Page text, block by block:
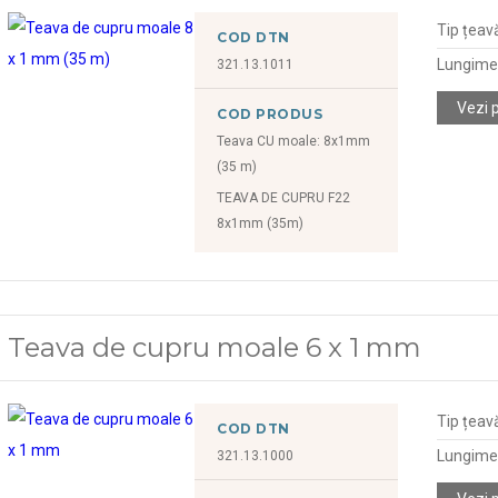
COD DTN
321.13.1011
COD PRODUS
Teava CU moale: 8x1mm
(35 m)
TEAVA DE CUPRU F22
8x1mm (35m)
Tip
Vezi
Teava de cupru moale 6 x 1 mm
COD DTN
321.13.1000
Tip